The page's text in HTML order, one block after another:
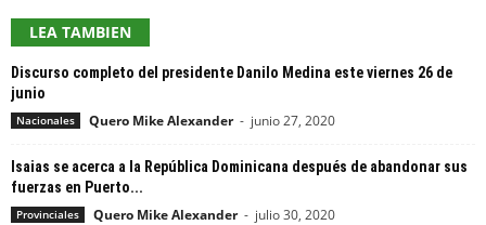
LEA TAMBIEN
Discurso completo del presidente Danilo Medina este viernes 26 de
junio
Nacionales Quero Mike Alexander - junio 27, 2020
Isaias se acerca a la República Dominicana después de abandonar sus
fuerzas en Puerto...
Provinciales Quero Mike Alexander - julio 30, 2020